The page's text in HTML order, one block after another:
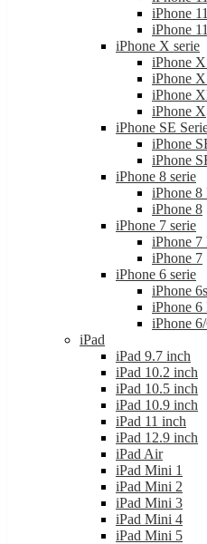
iPhone
iPhone 11
iPhone X serie
iPhone
iPhone
iPhone
iPhone X
iPhone SE
iPhone
iPhone
iPhone 8 serie
iPhone 8
iPhone 8
iPhone 7 serie
iPhone 7
iPhone 7
iPhone 6 serie
iPhone
iPhone 6
iPhone
iPad
iPad 9.7 inch
iPad 10.2 inch
iPad 10.5 inch
iPad 10.9 inch
iPad 11 inch
iPad 12.9 inch
iPad Air
iPad Mini 1
iPad Mini 2
iPad Mini 3
iPad Mini 4
iPad Mini 5